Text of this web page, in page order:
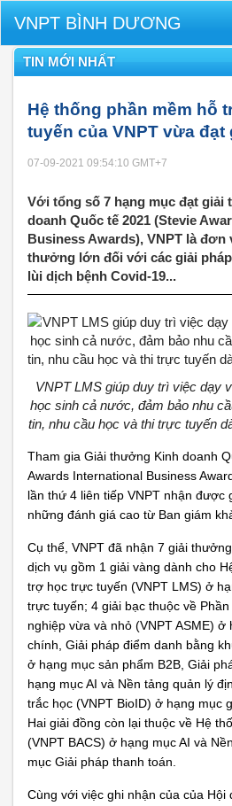
VNPT BÌNH DƯƠNG
TIN MỚI NHẤT
Hệ thống phần mềm hỗ
tuyến của VNPT vừa đạt
07-09-2021 09:54:10 GMT+7
Với tổng số 7 hạng mục đạt
doanh Quốc tế 2021 (Stevie
Business Awards), VNPT là đơn
thưởng lớn đối với các giải
lùi dịch bệnh Covid-19...
VNPT LMS giúp duy trì việc dạy
học sinh cả nước, đảm bảo nhu
tin, nhu cầu học và thi trực tuyến
Tham gia Giải thưởng Kinh doanh
Awards International Business
lần thứ 4 liên tiếp VNPT nhận được
những đánh giá cao từ Ban giám
Cụ thể, VNPT đã nhận 7 giải
dịch vụ gồm 1 giải vàng dành cho
trợ học trực tuyến (VNPT LMS) ở
trực tuyến; 4 giải bạc thuộc về
nghiệp vừa và nhỏ (VNPT ASME) ở
chính, Giải pháp điểm danh bằng
ở hạng mục sản phẩm B2B, Giải
hạng mục AI và Nền tảng quản lý
trắc học (VNPT BioID) ở hạng mục
Hai giải đồng còn lại thuộc về Hệ
(VNPT BACS) ở hạng mục AI và
mục Giải pháp thanh toán.
Cùng với việc ghi nhận của của Hội